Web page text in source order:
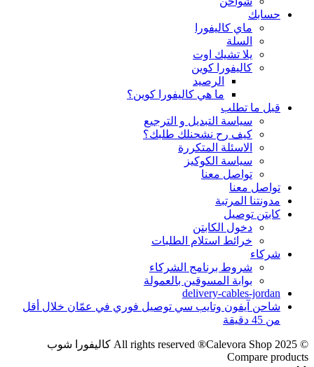
حسابك
ماي كاليفورا
السلة
يلا تشيك اوت
كاليفورا كوين
الرصيد
ما هي كاليفورا كوين؟
قبل ما تطلب
سياسة التبديل و الترجيع
كيف رح نشحنلك طلبك؟
الاسئلة المتكررة
سياسة الكوكيز
تواصل معنا
تواصل معنا
مدونتنا المرتبة
كابتن توصيل
دخول الكابتن
خرائط استلام الطلبات
شركاء
شروط برنامج الشركاء
بوابة المسوقين بالعمولة
delivery-cables-jordan
شاحن آيفون وتايب سي توصيل فوري في عمّان خلال أقل
من 45 دقيقة
© 2025 All rights reserved ®Calevora Shop كاليفورا شوب
Compare products